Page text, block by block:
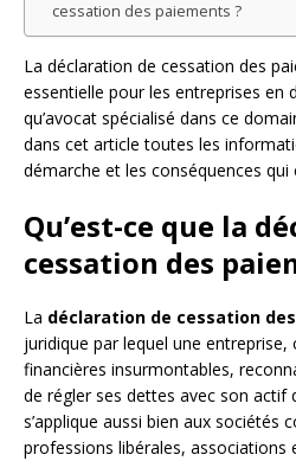
cessation des paiements ?
La déclaration de cessation des
essentielle pour les entreprises en
qu’avocat spécialisé dans ce
dans cet article toutes les
démarche et les conséquences qui
Qu’est-ce que la
cessation des
La déclaration de cessation
juridique par lequel une
financières insurmontables,
de régler ses dettes avec son actif
s’applique aussi bien aux sociétés
professions libérales, associations